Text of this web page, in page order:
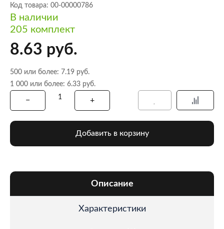
Код товара: 00-00000786
В наличии
205 комплект
8.63 руб.
500 или более: 7.19 руб.
1 000 или более: 6.33 руб.
Добавить в корзину
Описание
Характеристики